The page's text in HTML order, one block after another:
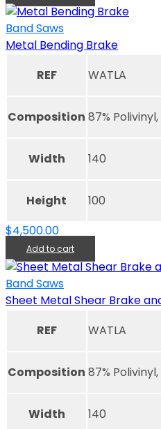
Band Saws
Metal Bending Brake
REF
WATLA
Composition 87% Polivinyl,
Width 140
Height
100
$4,500.00
Add to cart
Band Saws
Sheet Metal Shear Brake
REF
WATLA
Composition 87% Polivinyl,
Width 140